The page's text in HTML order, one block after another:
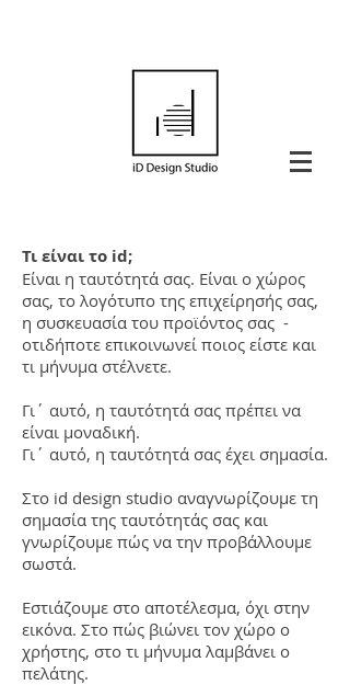
Τι είναι το id;
Είναι η ταυτότητά σας. Είναι ο χώρος
σας, το λογότυπο της επιχείρησής σας,
η συσκευασία του προϊόντος σας -
οτιδήποτε επικοινωνεί ποιος είστε και
τι μήνυμα στέλνετε.
Γι΄ αυτό, η ταυτότητά σας πρέπει να
είναι μοναδική.
Γι΄ αυτό, η ταυτότητά σας έχει σημασία.
Στο id design studio αναγνωρίζουμε τη
σημασία της ταυτότητάς σας και
γνωρίζουμε πώς να την προβάλλουμε
σωστά.
Εστιάζουμε στο αποτέλεσμα, όχι στην
εικόνα. Στο πώς βιώνει τον χώρο ο
χρήστης, στο τι μήνυμα λαμβάνει ο
πελάτης.